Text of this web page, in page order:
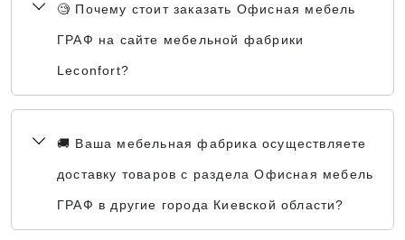
🧐 Почему стоит заказать Офисная мебель
ГРАФ на сайте мебельной фабрики
Leconfort?
🚚 Ваша мебельная фабрика осуществляете
доставку товаров с раздела Офисная мебель
ГРАФ в другие города Киевской области?